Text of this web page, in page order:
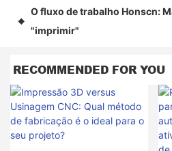
◆
O fluxo de trabalho Honscn:
"imprimir"
RECOMMENDED FOR YOU